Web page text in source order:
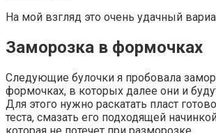
На мой взгляд это очень удачный
Заморозка в формочках
Следующие булочки я пробовала
формочках, в которых далее они и
Для этого нужно раскатать пласт
теста, смазать его подходящей